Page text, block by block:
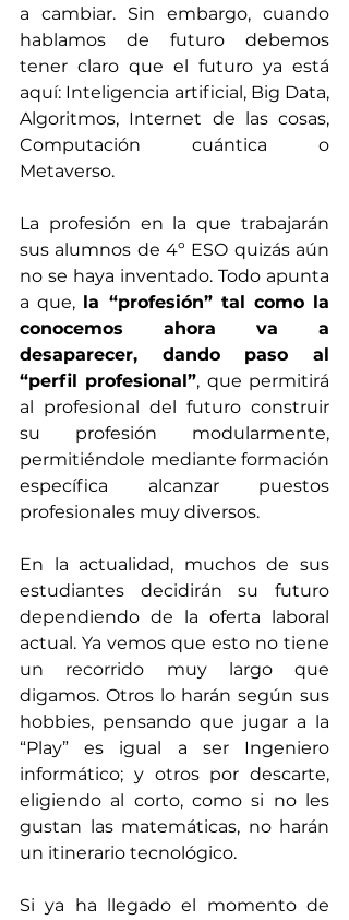
a cambiar. Sin embargo, cuando
hablamos de futuro debemos
tener claro que el futuro ya está
aquí: Inteligencia artificial, Big Data,
Algoritmos, Internet de las cosas,
Computación cuántica o
Metaverso.
La profesión en la que trabajarán
sus alumnos de 4º ESO quizás aún
no se haya inventado. Todo apunta
a que, la “profesión” tal como la
conocemos ahora va a
desaparecer, dando paso al
“perfil profesional”, que permitirá
al profesional del futuro construir
su profesión modularmente,
permitiéndole mediante formación
específica alcanzar puestos
profesionales muy diversos.
En la actualidad, muchos de sus
estudiantes decidirán su futuro
dependiendo de la oferta laboral
actual. Ya vemos que esto no tiene
un recorrido muy largo que
digamos. Otros lo harán según sus
hobbies, pensando que jugar a la
“Play” es igual a ser Ingeniero
informático; y otros por descarte,
eligiendo al corto, como si no les
gustan las matemáticas, no harán
un itinerario tecnológico.
Si ya ha llegado el momento de